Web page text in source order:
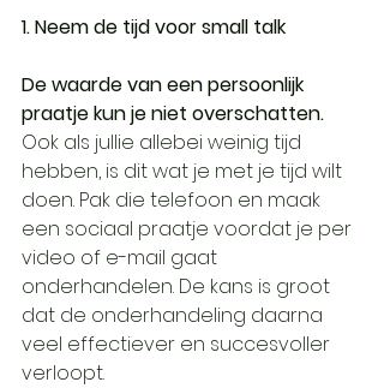
1. Neem de tijd voor small talk
De waarde van een persoonlijk
praatje kun je niet overschatten.
Ook als jullie allebei weinig tijd
hebben, is dit wat je met je tijd wilt
doen. Pak die telefoon en maak
een sociaal praatje voordat je per
video of e-mail gaat
onderhandelen. De kans is groot
dat de onderhandeling daarna
veel effectiever en succesvoller
verloopt.